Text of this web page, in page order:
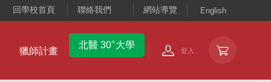
回學校首頁 聯絡我們 網站導覽 English
獵師計畫
北醫 30+大學
登入